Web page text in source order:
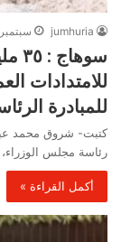
jumhuria سبتمبر 29, 2023
للامتدادات
للمبادرة
كتبت- شروق محمد عبد
رئاسة مجلس الوزراء،
أكمل القراءة »